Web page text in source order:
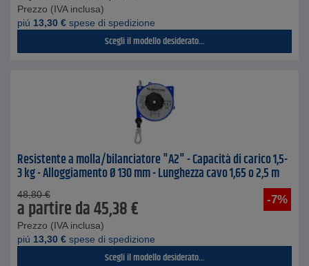
Prezzo (IVA inclusa)
piú 13,30 € spese di spedizione
Scegli il modello desiderato...
Resistente a molla/bilanciatore "A2" - Capacità di carico 1,5-
3 kg - Alloggiamento Ø 130 mm - Lunghezza cavo 1,65 o 2,5 m
-7%
48,80 €
a partire da45,38€
Prezzo (IVA inclusa)
piú 13,30 € spese di spedizione
Scegli il modello desiderato...